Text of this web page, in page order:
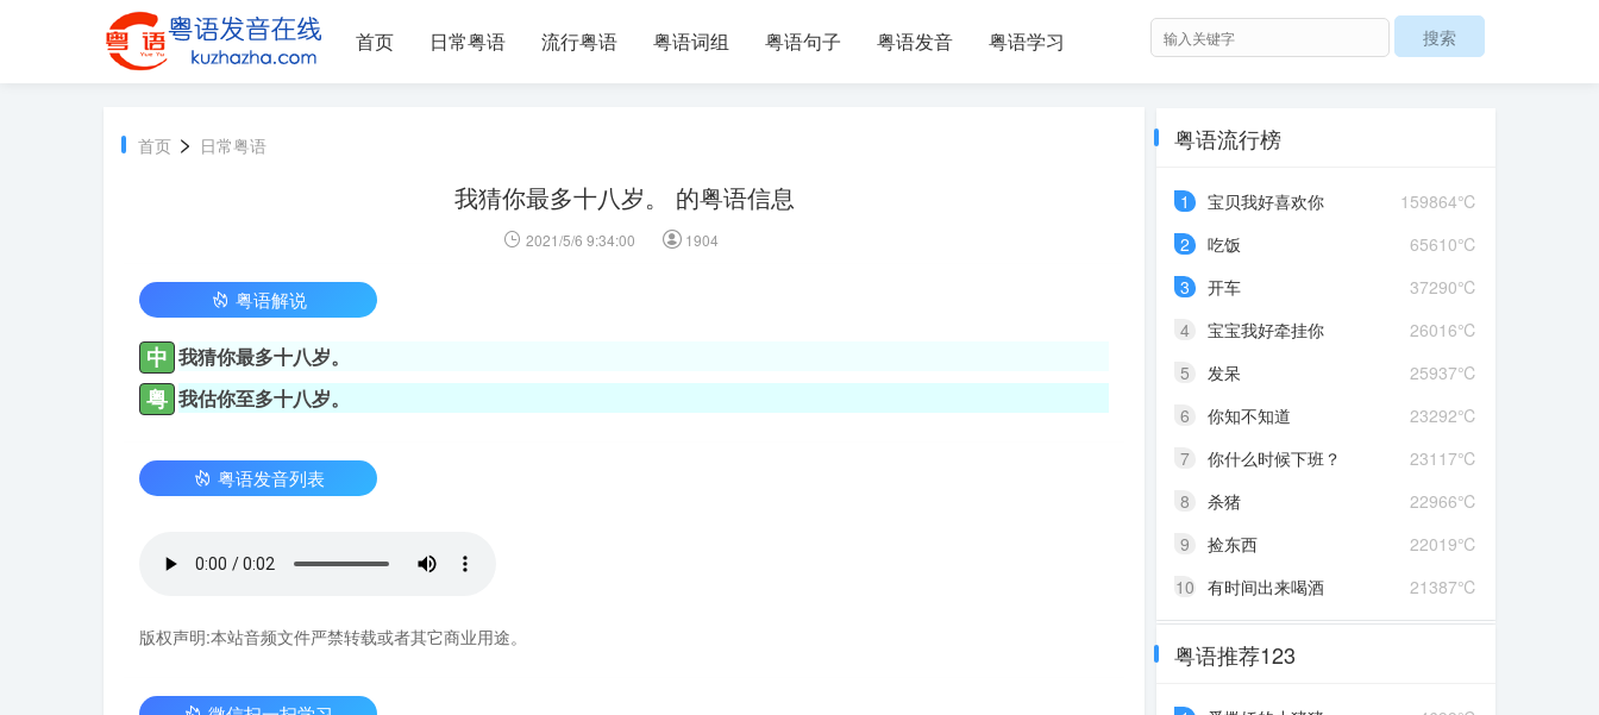
首页 日常粤语 流行粤语 粤语词组 粤语句子 粤语发音 粤语学习
首页 > 日常粤语
我猜你最多十八岁。 的粤语信息
2021/5/6 9:34:00 1904
粤语解说
中 我猜你最多十八岁。
粤 我估你至多十八岁。
粤语发音列表
版权声明:本站音频文件严禁转载或者其它商业用途。
粤语流行榜
159864℃
1
宝贝我好喜欢你
65610℃
2
吃饭
37290℃
3
开车
26016℃
4
宝宝我好牵挂你
25937℃
5
发呆
23292℃
6
你知不知道
23117℃
7
你什么时候下班？
22966℃
8
杀猪
22019℃
9
捡东西
21387℃
10 有时间出来喝酒
粤语推荐123